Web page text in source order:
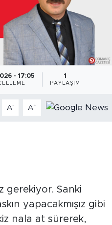
- 17:05 1
PAYLAŞIM
A- A+
gerekiyor. Sanki
yapacakmışız gibi
nala at sürerek,